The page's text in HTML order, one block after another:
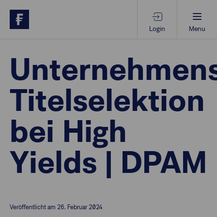
Login Menu
Anlagethemen
Anlagestrategien
Geschäftserfolg
Titelselektion
bei High
Yields | DPAM
Veröffentlicht am 26. Februar 2024